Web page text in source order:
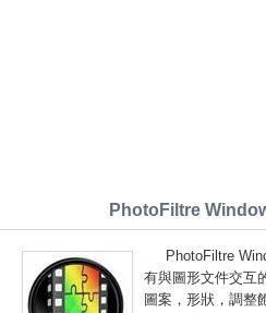
PhotoFiltre
PhotoFiltre
有與圖形文件交互
圖案，形狀，調整